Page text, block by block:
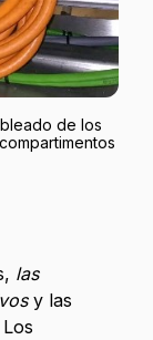
de los
las
y las